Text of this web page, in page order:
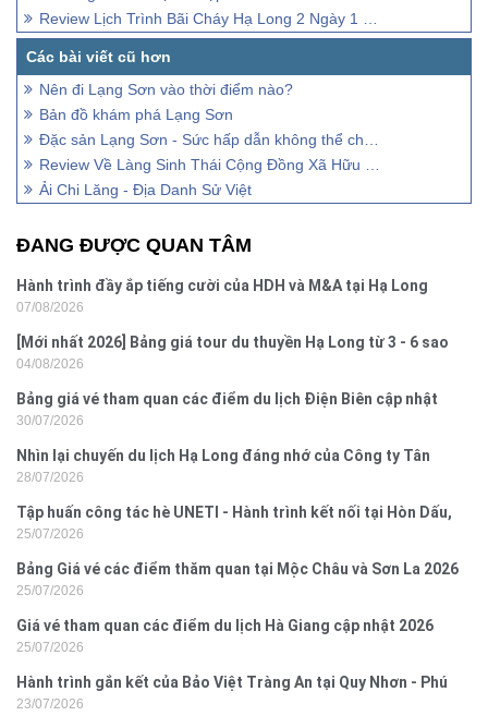
Review Lịch Trình Bãi Cháy Hạ Long 2 Ngày 1 Đêm
Nên đi Lạng Sơn vào thời điểm nào?
Bản đồ khám phá Lạng Sơn
Đặc sản Lạng Sơn - Sức hấp dẫn không thể chối từ
Review Về Làng Sinh Thái Cộng Đồng Xã Hữu Liên - trong Tour du lịch Lạng Sơn
Ải Chi Lăng - Địa Danh Sử Việt
ĐANG ĐƯỢC QUAN TÂM
Hành trình đầy ắp tiếng cười của HDH và M&A tại Hạ Long
07/08/2026
[Mới nhất 2026] Bảng giá tour du thuyền Hạ Long từ 3 - 6 sao
04/08/2026
Bảng giá vé tham quan các điểm du lịch Điện Biên cập nhật
2026
30/07/2026
Nhìn lại chuyến du lịch Hạ Long đáng nhớ của Công ty Tân
Hưng 2026
28/07/2026
Tập huấn công tác hè UNETI - Hành trình kết nối tại Hòn Dấu,
Đồ Sơn
25/07/2026
Bảng Giá vé các điểm thăm quan tại Mộc Châu và Sơn La 2026
25/07/2026
Giá vé tham quan các điểm du lịch Hà Giang cập nhật 2026
25/07/2026
Hành trình gắn kết của Bảo Việt Tràng An tại Quy Nhơn - Phú
Yên
23/07/2026